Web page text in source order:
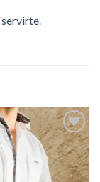
servirte.
Agregar
a la
Lista de
deseos